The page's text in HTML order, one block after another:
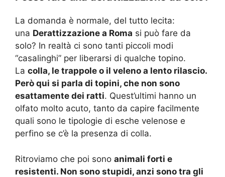
La domanda è normale, del tutto lecita:
una Derattizzazione a Roma si può fare da
solo? In realtà ci sono tanti piccoli modi
“casalinghi” per liberarsi di qualche topino.
La colla, le trappole o il veleno a lento rilascio.
Però qui si parla di topini, che non sono
esattamente dei ratti. Quest’ultimi hanno un
olfato molto acuto, tanto da capire facilmente
quali sono le tipologie di esche velenose e
perfino se c’è la presenza di colla.
Ritroviamo che poi sono animali forti e
resistenti. Non sono stupidi, anzi sono tra gli